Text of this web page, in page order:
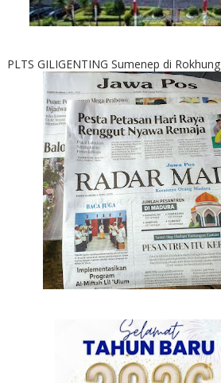
PLTS GILIGENTING Sumenep di Rokhung